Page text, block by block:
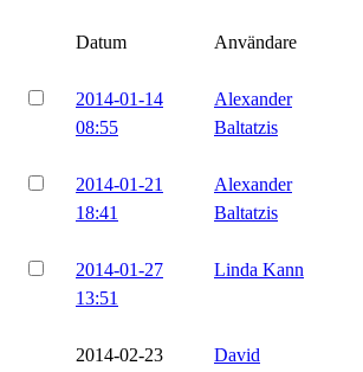
Datum Användare
2014-01-14
08:55
Alexander
Baltatzis
2014-01-21
18:41
Alexander
Baltatzis
2014-01-27
13:51
Linda Kann
2014-02-23
David